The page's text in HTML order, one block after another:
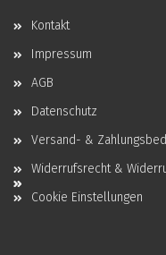
Kontakt
Impressum
AGB
Datenschutz
Versand- &
Widerrufsrecht &
Cookie Einstellungen